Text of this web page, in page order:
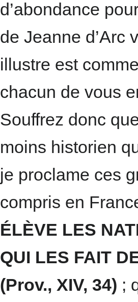
d’abondance
de Jeanne d’Arc
illustre est
chacun de vous
Souffrez donc
moins historien
je proclame ces
compris en
ÉLÈVE LES
QUI LES FAIT
(Prov., XIV, 34) ;